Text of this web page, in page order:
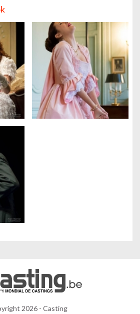
2026 - Casting
qui facilitent l'utilisation du site,
et la sécurité du site internet.
de cookies pour chaque